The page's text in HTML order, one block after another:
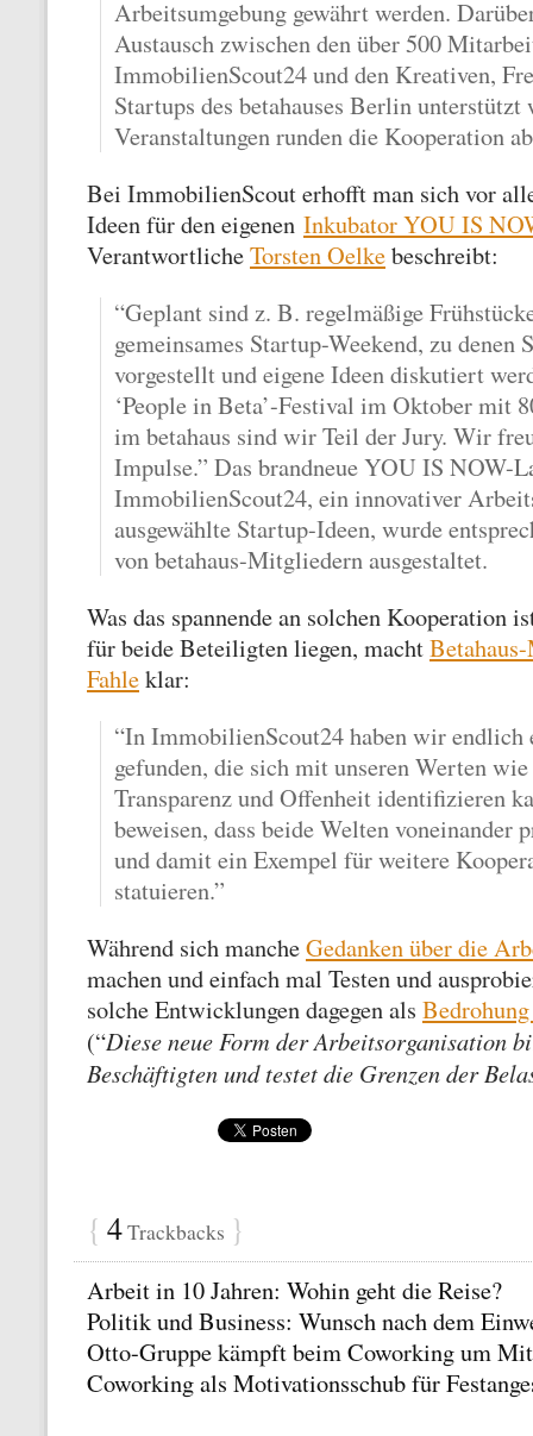
Arbeitsumgebung gewährt werden.
Austausch zwischen den über 500
ImmobilienScout24 und den Kreativen,
Startups des betahauses Berlin unterstützt
Veranstaltungen runden die Kooperation
Bei ImmobilienScout erhofft man sich vor
Ideen für den eigenen Inkubator YOU IS
VerantwortlicheTorsten Oelkebeschreibt:
“Geplant sind z. B. regelmäßige
gemeinsames Startup-Weekend, zu denen
vorgestellt und eigene Ideen diskutiert
‘People in Beta’-Festival im Oktober mit
im betahaus sind wir Teil der Jury. Wir
Impulse.” Das brandneue YOU IS NOW-
ImmobilienScout24, ein innovativer
ausgewählte Startup-Ideen, wurde
von betahaus-Mitgliedern ausgestaltet.
Was das spannende an solchen Kooperation
für beide Beteiligten liegen, macht
Fahleklar:
“In ImmobilienScout24 haben wir endlich
gefunden, die sich mit unseren Werten
Transparenz und Offenheit identifizieren
beweisen, dass beide Welten voneinander
und damit ein Exempel für weitere
statuieren.”
Während sich mancheGedanken über die
machen und einfach mal Testen und
solche Entwicklungen dagegen als
(“Diese neue Form der Arbeitsorganisation
Beschäftigten und testet die Grenzen der
{ 4Trackbacks }
Arbeit in 10 Jahren: Wohin geht die Reise?
Politik und Business: Wunsch nach dem
Otto-Gruppe kämpft beim Coworking um
Coworking als Motivationsschub für